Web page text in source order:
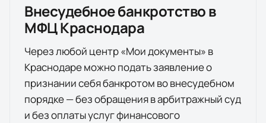
Внесудебное банкротство в
МФЦКраснодара
Через любой центр «Мои документы» в
Краснодареможно подать заявление о
признании себя банкротом во внесудебном
порядке — без обращения в арбитражный суд
и без оплаты услуг финансового